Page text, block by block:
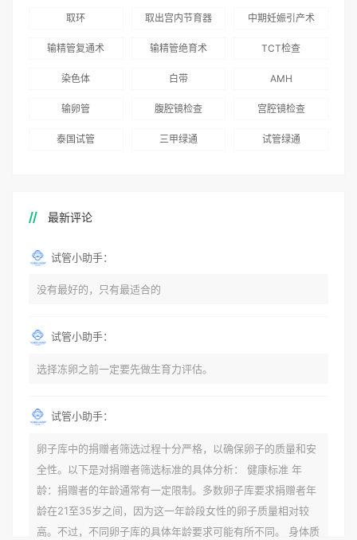
务
术”和“法律支持”
国版）》
取环 取出宫内节育器 中期妊娠引产术
输精管复通术 输精管绝育术 TCT检查
染色体 白带 AMH
输卵管 腹腔镜检查 宫腔镜检查
泰国试管 三甲绿通 试管绿通
最新评论
试管小助手：
没有最好的，只有最适合的
试管小助手：
选择冻卵之前一定要先做生育力评估。
试管小助手：
卵子库中的捐赠者筛选过程十分严格，以确保卵子的质量和安
全性。以下是对捐赠者筛选标准的具体分析： 健康标准 年
龄：捐赠者的年龄通常有一定限制。多数卵子库要求捐赠者年
龄在21至35岁之间，因为这一年龄段女性的卵子质量相对较
高。不过，不同卵子库的具体年龄要求可能有所不同。 身体质